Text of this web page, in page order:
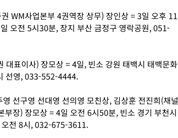
WM사업본부 4권역장 상무) 장인상 = 3일 오후 11
오전 5시30분, 장지 부산 금정구 영락공원, 051-
표이사) 장모상 = 4일, 빈소 강원 태백시 태백문화
선영, 033-552-4444.
선구영 선대영 선의영 모친상, 김상훈 전진희(채널
부장) 장모상 = 4일 오전 6시50분, 빈소 경기 부천시
오전 8시, 032-675-3611.